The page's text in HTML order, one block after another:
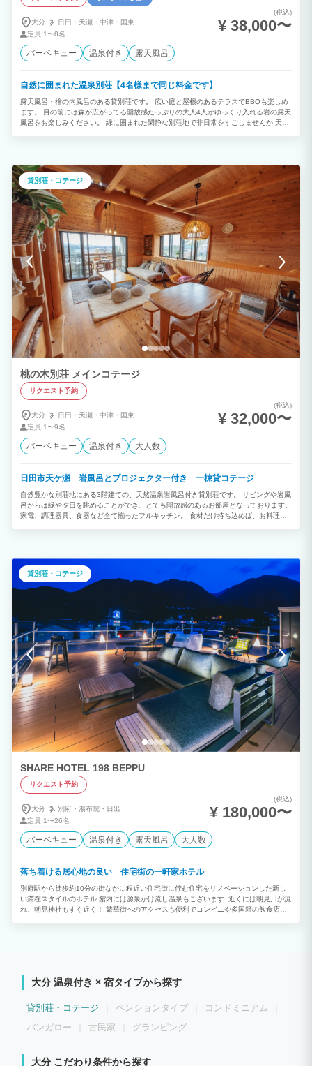
大分 日田・ 天瀬・ 中津・ 国東
定員 1〜8名
(税込)
¥ 38,000〜
バーベキュー 温泉付き 露天風呂
自然に囲まれた温泉別荘【4名様まで同じ料金です】
露天風呂・檜の内風呂のある貸別荘です。 広い庭と屋根のあるテラスでBBQも楽しめ
ます。 目の前には森が広がってる開放感たっぷりの大人4人がゆっくり入れる岩の露天
風呂をお楽しみください。 緑に囲まれた閑静な別荘地で非日常をすごしませんか 天ヶ
貸別荘・コテージ
桃の木別荘 メインコテージ
リクエスト予約
大分 日田・ 天瀬・ 中津・ 国東
定員 1〜9名
(税込)
¥ 32,000〜
バーベキュー 温泉付き 大人数
日田市天ケ瀬 岩風呂とプロジェクター付き 一棟貸コテージ
自然豊かな別荘地にある3階建ての、天然温泉岩風呂付き貸別荘です。 リビングや岩風
呂からは緑や夕日を眺めることができ、とても開放感のあるお部屋となっております。
家電、調理器具、食器など全て揃ったフルキッチン。 食材だけ持ち込めば、お料理や
貸別荘・コテージ
SHARE HOTEL 198 BEPPU
リクエスト予約
大分 別府・ 湯布院・ 日出
定員 1〜26名
(税込)
¥ 180,000〜
バーベキュー 温泉付き 露天風呂 大人数
落ち着ける居心地の良い 住宅街の一軒家ホテル
別府駅から徒歩約10分の街なかに程近い住宅街に佇む住宅をリノベーションした新し
い滞在スタイルのホテル 館内には源泉かけ流し温泉もございます 近くには朝見川が流
れ、朝見神社もすぐ近く！ 繁華街へのアクセスも便利でコンビニや多国籍の飲食店、
大分 温泉付き × 宿タイプから探す
貸別荘・コテージ ペンションタイプ
コンドミニアム
バンガロー
古民家 グランピング
大分 こだわり条件から探す